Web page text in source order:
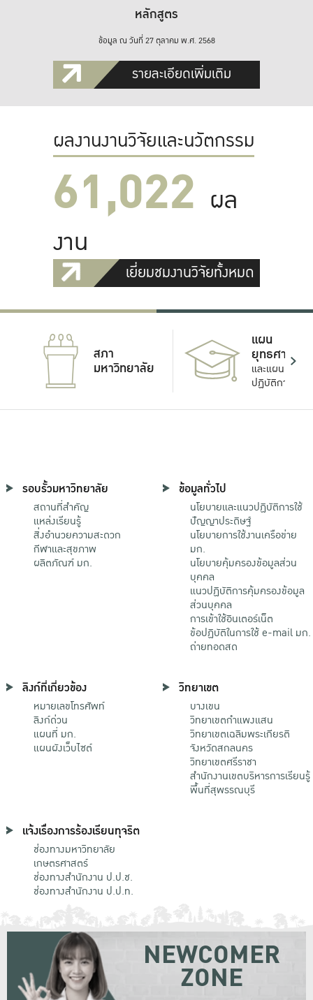
หลักสูตร
ข้อมูล ณ วันที่ 27 ตุลาคม พ.ศ. 2568
รายละเอียดเพิ่มเติม
ผลงานงานวิจัยและนวัตกรรม
61,022 ผล
งาน
เยี่ยมชมงานวิจัยทั้งหมด
สภา
มหาวิทยาลัย
แผน
ยุทธศาสตร์
และแผน
ปฏิบัติการ
รอบรั้วมหาวิทยาลัย
สถานที่สำคัญ
แหล่งเรียนรู้
สิ่งอำนวยความสะดวก
กีฬาและสุขภาพ
ผลิตภัณฑ์ มก.
ข้อมูลทั่วไป
นโยบายและแนวปฏิบัติการใช้
ปัญญาประดิษฐ์
นโยบายการใช้งานเครือข่าย
มก.
นโยบายคุ้มครองข้อมูลส่วน
บุคคล
แนวปฏิบัติการคุ้มครองข้อมูล
ส่วนบุคคล
การเข้าใช้อินเตอร์เน็ต
ข้อปฏิบัติในการใช้ e-mail มก.
ถ่ายทอดสด
ลิงก์ที่เกี่ยวข้อง
หมายเลขโทรศัพท์
ลิงก์ด่วน
แผนที่ มก.
แผนผังเว็บไซต์
วิทยาเขต
บางเขน
วิทยาเขตกําแพงแสน
วิทยาเขตเฉลิมพระเกียรติ
จังหวัดสกลนคร
วิทยาเขตศรีราชา
สำนักงานเขตบริหารการเรียนรู้
พื้นที่สุพรรณบุรี
แจ้งเรื่องการร้องเรียนทุจริต
ช่องทางมหาวิทยาลัย
เกษตรศาสตร์
ช่องทางสำนักงาน ป.ป.ช.
ช่องทางสำนักงาน ป.ป.ท.
NEWCOMER
ZONE